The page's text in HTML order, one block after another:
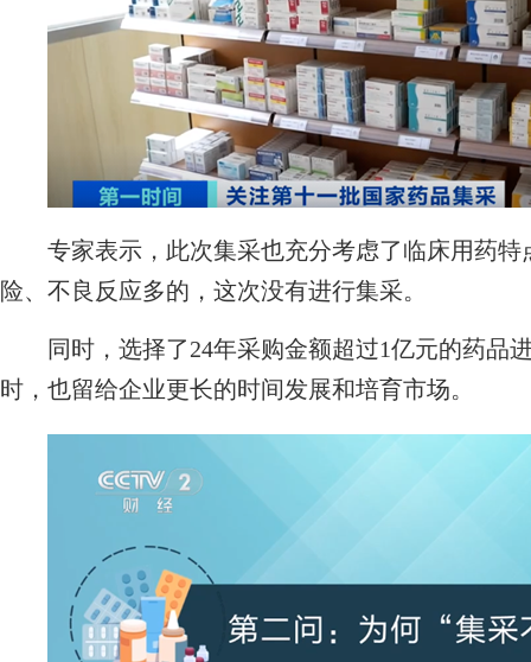
专家表示，此次集采也充分考虑了临床用药特
险、不良反应多的，这次没有进行集采。
同时，选择了24年采购金额超过1亿元的药品
时，也留给企业更长的时间发展和培育市场。